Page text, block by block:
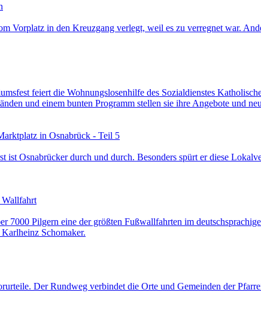
Vorplatz in den Kreuzgang verlegt, weil es zu verregnet war.
feiert die Wohnungslosenhilfe des Sozialdienstes
und einem bunten Programm stellen sie ihre Angebote und
in Osnabrück - Teil 5
Osnabrücker durch und durch. Besonders spürt er diese
Wallfahrt
7000 Pilgern eine der größten Fußwallfahrten im
Schomaker.
Der Rundweg verbindet die Orte und Gemeinden der